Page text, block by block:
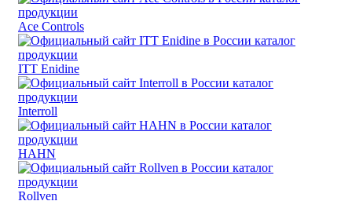
Ace Controls
ITT Enidine
Interroll
HAHN
Rollven